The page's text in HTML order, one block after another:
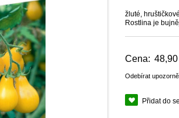
žluté,
Rostlina je
Cena:
Odebírat
Přidat do